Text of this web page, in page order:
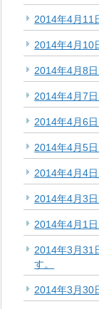
2014年4月
2014年4月10
2014年4月8
2014年4月7
2014年4月6
2014年4月5
2014年4月4
2014年4月3
2014年4月1
2014年3月31
す。
2014年3月30